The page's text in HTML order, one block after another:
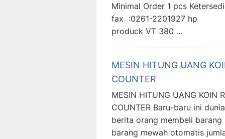
Minimal Order 1 pcs
fax :0261-2201927 hp :
produck VT 380 …
MESIN HITUNG UANG
COUNTER
MESIN HITUNG UANG KOIN
COUNTER Baru-baru ini
berita orang membeli
barang mewah otomatis